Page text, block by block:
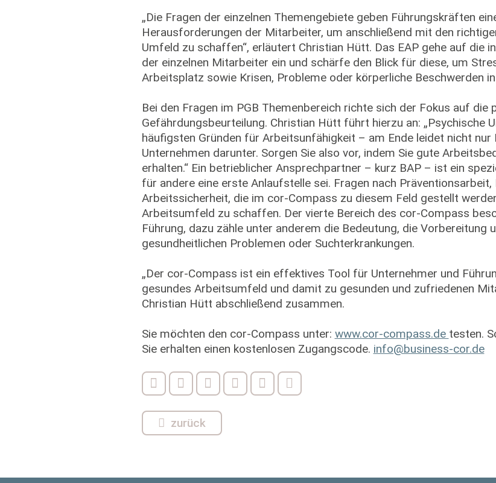
„Die Fragen der einzelnen Themengebiete geben Führungskräften
Herausforderungen der Mitarbeiter, um anschließend mit den
Umfeld zu schaffen“, erläutert Christian Hütt. Das EAP gehe auf die
der einzelnen Mitarbeiter ein und schärfe den Blick für diese, um
Arbeitsplatz sowie Krisen, Probleme oder körperliche Beschwerden
Bei den Fragen im PGB Themenbereich richte sich der Fokus auf die
Gefährdungsbeurteilung. Christian Hütt führt hierzu an: „Psychische
häufigsten Gründen für Arbeitsunfähigkeit – am Ende leidet nicht
Unternehmen darunter. Sorgen Sie also vor, indem Sie gute
erhalten.“ Ein betrieblicher Ansprechpartner – kurz BAP – ist ein
für andere eine erste Anlaufstelle sei. Fragen nach
Arbeitssicherheit, die im cor-Compass zu diesem Feld gestellt
Arbeitsumfeld zu schaffen. Der vierte Bereich des cor-Compass
Führung, dazu zähle unter anderem die Bedeutung, die Vorbereitung
gesundheitlichen Problemen oder Suchterkrankungen.
„Der cor-Compass ist ein effektives Tool für Unternehmer und
gesundes Arbeitsumfeld und damit zu gesunden und zufriedenen
Christian Hütt abschließend zusammen.
Sie möchten den cor-Compass unter: www.cor-compass.de testen.
Sie erhalten einen kostenlosen Zugangscode. info@business-cor.de
zurück